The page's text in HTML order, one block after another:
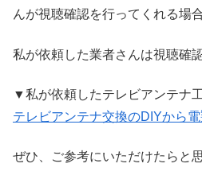
んが視聴確認を行ってくれる場
私が依頼した業者さんは視聴確
▼私が依頼したテレビアンテナ
テレビアンテナ交換のDIYから
ぜひ、ご参考にいただけたらと